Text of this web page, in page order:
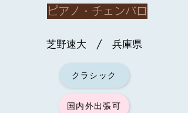
ピアノ・チェンバロ
芝野速大 / 兵庫県
クラシック
国内外出張可